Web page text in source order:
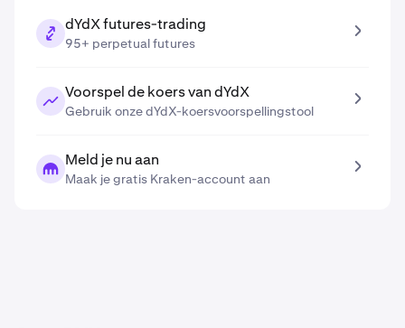
dYdX futures-trading
95+ perpetual futures
Voorspel de koers van dYdX
Gebruik onze dYdX-koersvoorspellingstool
Meld je nu aan
Maak je gratis Kraken-account aan